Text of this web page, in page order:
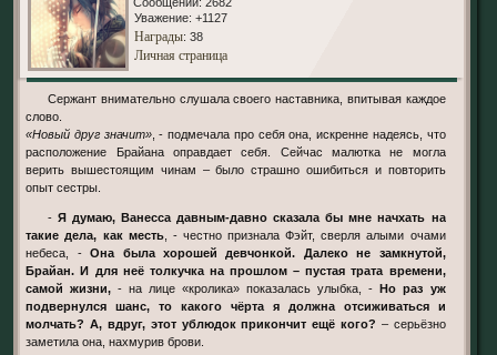
Уважение: +1127
Награды: 38
Личная страница
Сержант внимательно слушала своего наставника, впитывая каждое
слово.
«Новый друг значит», - подмечала про себя она, искренне надеясь, что
расположение Брайана оправдает себя. Сейчас малютка не могла
верить вышестоящим чинам – было страшно ошибиться и повторить
опыт сестры.
- Я думаю, Ванесса давным-давно сказала бы мне начхать на
такие дела, как месть, - честно признала Фэйт, сверля алыми очами
небеса, -Она была хорошей девчонкой. Далеко не замкнутой,
Брайан. И для неё толкучка на прошлом – пустая трата времени,
самой жизни, - на лице «кролика» показалась улыбка, - Но раз уж
подвернулся шанс, то какого чёрта я должна отсиживаться и
молчать? А, вдруг, этот ублюдок прикончит ещё кого? – серьёзно
заметила она, нахмурив брови.